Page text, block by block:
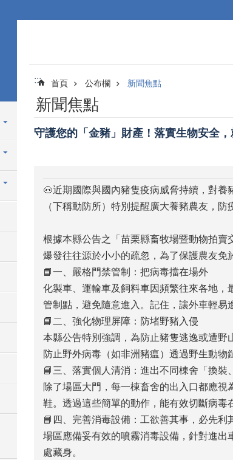
::: 首頁 公布欄 新聞焦點
新聞焦點
守護您的「金豬」財產！落實生物安全
🐽近期國際與國內豬隻疫病威脅持續，對
（下稱動防所）特別提醒廣大養豬農友，
根據本縣公告之「苗栗縣畜牧場暨動物拍
爆發往往源於小小的疏忽，為了保護農友免
📘一、嚴格門禁管制：把病毒擋在場外
化製車、運輸車及飼料車因頻繁往來各地
管制點，避免隨意進入。記住，讓外車輕易
📘二、強化物理屏障：防堵野豬入侵
本縣公告特別強調，為防止豬隻逃逸或遭
防止野外病毒（如非洲豬瘟）透過野生動物
📘三、落實個人清消：進出不同棟舍「換裝
除了場區大門，每一棟畜舍的出入口都應
鞋。透過這些簡單的動作，能有效切斷病毒
📘四、完善消毒設備：工欲善其事，必先利
場區應備妥有效的噴霧消毒設備，針對進
處藏身。